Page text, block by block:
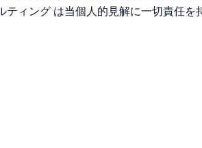
ィング は当個人的見解に一切責任を